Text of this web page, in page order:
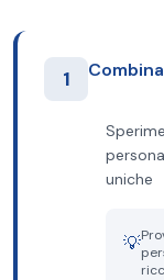
1
uniche
💡